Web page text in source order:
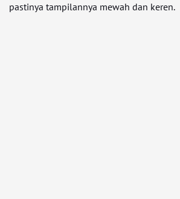
pastinya tampilannya mewah dan keren.